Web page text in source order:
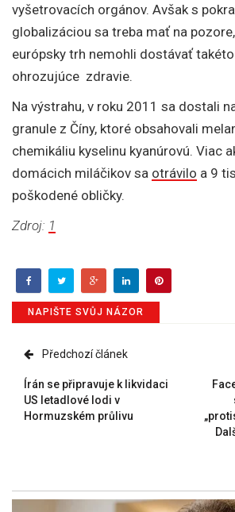
vyšetrovacích orgánov. Avšak s
globalizáciou sa treba mať na
európsky trh nemohli dostávať
ohrozujúce zdravie.
Na výstrahu, v roku 2011 sa dostali
granule z Číny, ktoré obsahovali
chemikáliu kyselinu kyanúrovú. Viac
domácich miláčikov sa otrávilo a 9
poškodené obličky.
Zdroj: 1
NAPIŠTE SVŮJ NÁZOR
Předchozí článek
Írán se připravuje k likvidaci
US letadlové lodi v
Hormuzském průlivu